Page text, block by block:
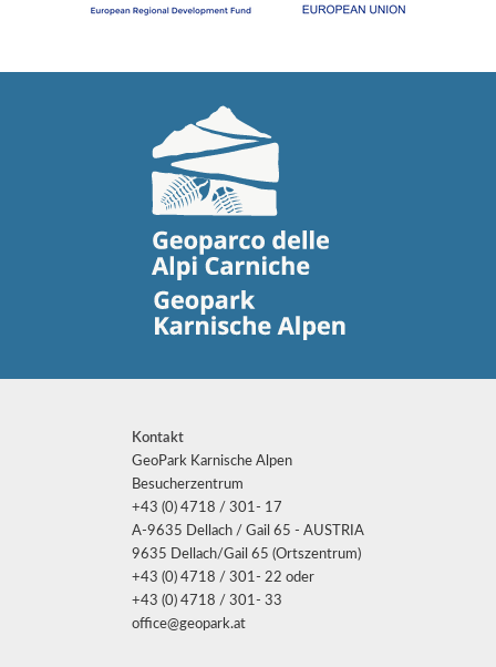
Kontakt
GeoPark Karnische Alpen
Besucherzentrum
+43 (0) 4718 / 301- 17
A-9635 Dellach / Gail 65 - AUSTRIA
9635 Dellach/Gail 65 (Ortszentrum)
+43 (0) 4718 / 301- 22 oder
+43 (0) 4718 / 301- 33
office@geopark.at